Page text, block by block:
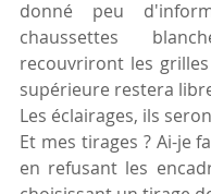
donné peu
chaussettes
recouvriront les
supérieure restera
Les éclairages, ils
Et mes tirages ? Ai-je
en refusant les